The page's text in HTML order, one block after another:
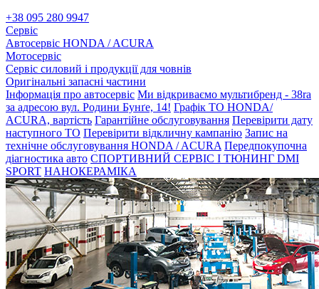
+38 095 280 9947
Сервіс
Автосервіс HONDA / ACURA
Мотосервіс
Сервіс силовий і продукції для човнів
Оригінальні запасні частини
Інформація про автосервіс Ми відкриваємо мультибренд - 38ra
за адресою вул. Родини Бунґе, 14! Графік ТО HONDA/
ACURA, вартість Гарантійне обслуговування Перевірити дату
наступного ТО Перевірити відкличну кампанію Запис на
технічне обслуговування HONDA / ACURA Передпокупочна
діагностика авто СПОРТИВНИЙ СЕРВІС І ТЮНИНГ DMI
SPORT НАНОКЕРАМІКА